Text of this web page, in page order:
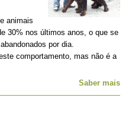
animais
30% nos últimos anos, o que se
por dia.
comportamento, mas não é a
Saber mais